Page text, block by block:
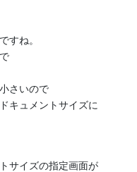
すね。
さいので
キュメントサイズに
サイズの指定画面が